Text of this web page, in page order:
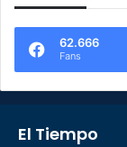
62.666
Fans
El Tiempo